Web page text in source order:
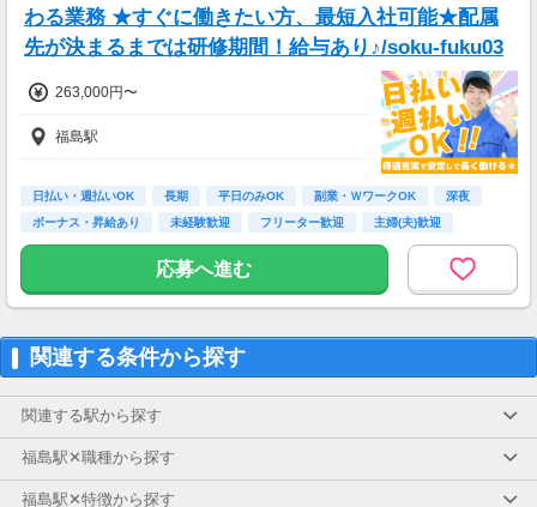
わる業務 ★すぐに働きたい方、最短入社可能★配属
先が決まるまでは研修期間！給与あり♪/soku-fuku03
263,000円〜
福島駅
日払い・週払いOK 長期 平日のみOK 副業・ＷワークOK
深夜
ボーナス・昇給あり
未経験歓迎 フリーター歓迎 主婦(夫)歓迎
応募へ進む
関連する条件から探す
関連する駅から探す
福島駅✕職種から探す
福島駅✕特徴から探す